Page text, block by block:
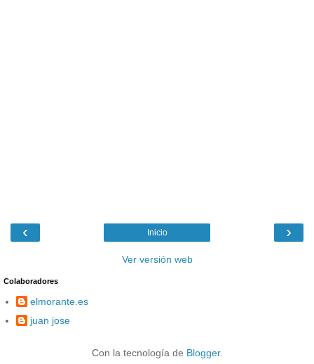
‹ ›
Inicio
Ver versión web
Colaboradores
elmorante.es
juan jose
Con la tecnología de Blogger.